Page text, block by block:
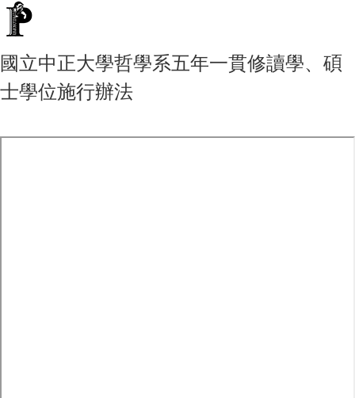
國立中正大學哲學系五年一貫修讀學、碩
士學位施行辦法